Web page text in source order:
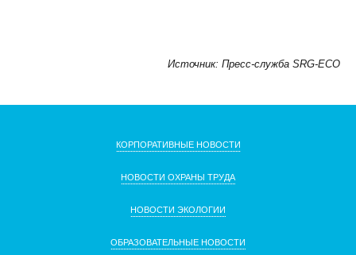
Источник: Пресс-служба SRG-ECO
КОРПОРАТИВНЫЕ НОВОСТИ
НОВОСТИ ОХРАНЫ ТРУДА
НОВОСТИ ЭКОЛОГИИ
ОБРАЗОВАТЕЛЬНЫЕ НОВОСТИ